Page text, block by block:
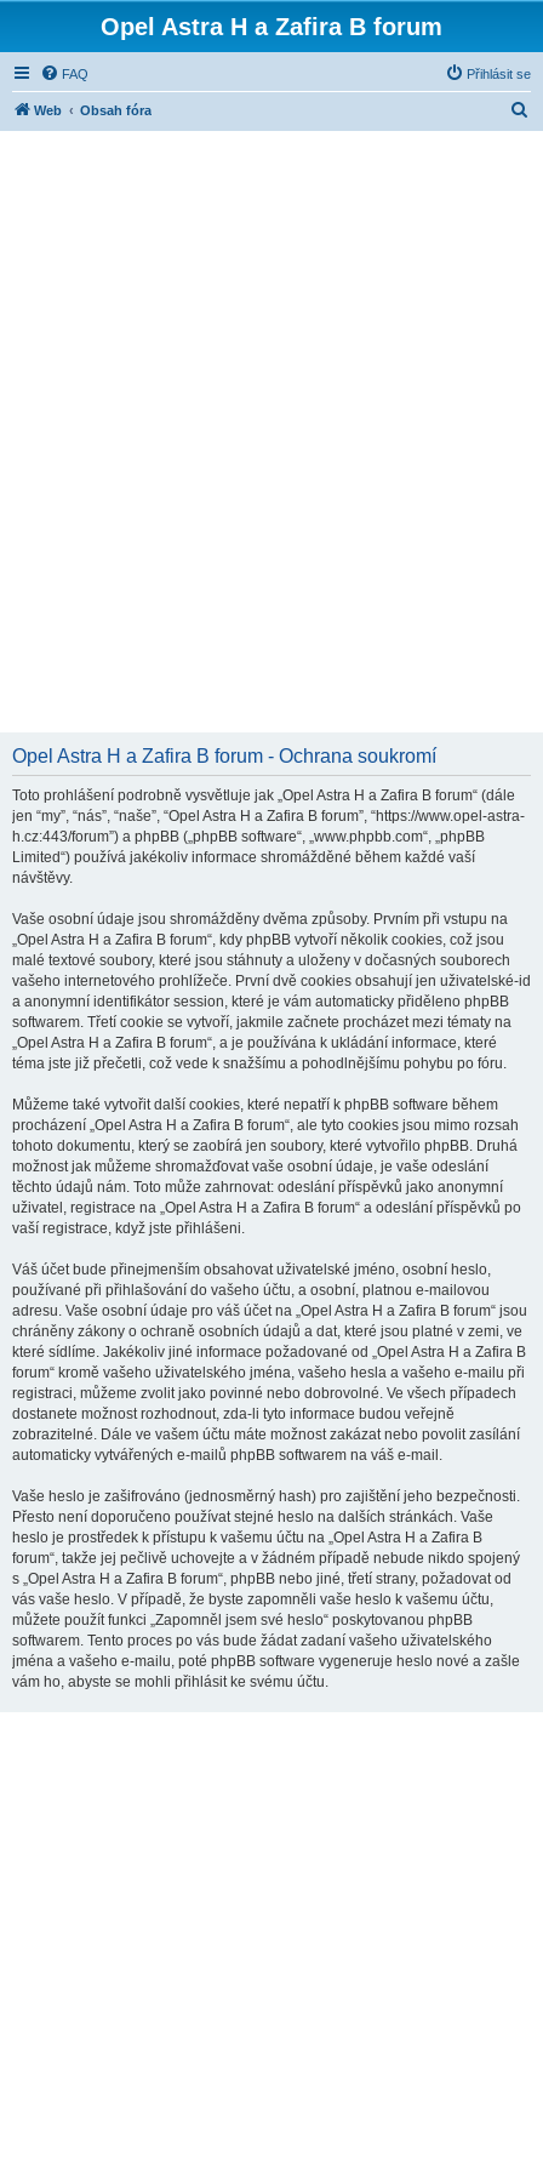
Opel Astra H a Zafira B forum
FAQ Přihlásit se
Web Obsah fóra
Opel Astra H a Zafira B forum - Ochrana soukromí
Toto prohlášení podrobně vysvětluje jak „Opel Astra H a Zafira B forum“ (dále
jen “my”, “nás”, “naše”, “Opel Astra H a Zafira B forum”, “https://www.opel-astra-
h.cz:443/forum”) a phpBB („phpBB software“, „www.phpbb.com“, „phpBB
Limited“) používá jakékoliv informace shromážděné během každé vaší
návštěvy.
Vaše osobní údaje jsou shromážděny dvěma způsoby. Prvním při vstupu na
„Opel Astra H a Zafira B forum“, kdy phpBB vytvoří několik cookies, což jsou
malé textové soubory, které jsou stáhnuty a uloženy v dočasných souborech
vašeho internetového prohlížeče. První dvě cookies obsahují jen uživatelské-id
a anonymní identifikátor session, které je vám automaticky přiděleno phpBB
softwarem. Třetí cookie se vytvoří, jakmile začnete procházet mezi tématy na
„Opel Astra H a Zafira B forum“, a je používána k ukládání informace, které
téma jste již přečetli, což vede k snažšímu a pohodlnějšímu pohybu po fóru.
Můžeme také vytvořit další cookies, které nepatří k phpBB software během
procházení „Opel Astra H a Zafira B forum“, ale tyto cookies jsou mimo rozsah
tohoto dokumentu, který se zaobírá jen soubory, které vytvořilo phpBB. Druhá
možnost jak můžeme shromažďovat vaše osobní údaje, je vaše odeslání
těchto údajů nám. Toto může zahrnovat: odeslání příspěvků jako anonymní
uživatel, registrace na „Opel Astra H a Zafira B forum“ a odeslání příspěvků po
vaší registrace, když jste přihlášeni.
Váš účet bude přinejmenším obsahovat uživatelské jméno, osobní heslo,
používané při přihlašování do vašeho účtu, a osobní, platnou e-mailovou
adresu. Vaše osobní údaje pro váš účet na „Opel Astra H a Zafira B forum“ jsou
chráněny zákony o ochraně osobních údajů a dat, které jsou platné v zemi, ve
které sídlíme. Jakékoliv jiné informace požadované od „Opel Astra H a Zafira B
forum“ kromě vašeho uživatelského jména, vašeho hesla a vašeho e-mailu při
registraci, můžeme zvolit jako povinné nebo dobrovolné. Ve všech případech
dostanete možnost rozhodnout, zda-li tyto informace budou veřejně
zobrazitelné. Dále ve vašem účtu máte možnost zakázat nebo povolit zasílání
automaticky vytvářených e-mailů phpBB softwarem na váš e-mail.
Vaše heslo je zašifrováno (jednosměrný hash) pro zajištění jeho bezpečnosti.
Přesto není doporučeno používat stejné heslo na dalších stránkách. Vaše
heslo je prostředek k přístupu k vašemu účtu na „Opel Astra H a Zafira B
forum“, takže jej pečlivě uchovejte a v žádném případě nebude nikdo spojený
s „Opel Astra H a Zafira B forum“, phpBB nebo jiné, třetí strany, požadovat od
vás vaše heslo. V případě, že byste zapomněli vaše heslo k vašemu účtu,
můžete použít funkci „Zapomněl jsem své heslo“ poskytovanou phpBB
softwarem. Tento proces po vás bude žádat zadaní vašeho uživatelského
jména a vašeho e-mailu, poté phpBB software vygeneruje heslo nové a zašle
vám ho, abyste se mohli přihlásit ke svému účtu.